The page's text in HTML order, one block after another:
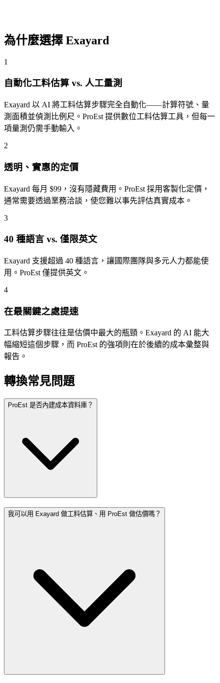
為什麼選擇 Exayard
1
自動化工料估算 vs. 人工量測
Exayard 以 AI 將工料估算步驟完全自動化——計算符號、量
測面積並偵測比例尺。ProEst 提供數位工料估算工具，但每一
項量測仍需手動輸入。
2
透明、實惠的定價
Exayard 每月 $99，沒有隱藏費用。ProEst 採用客製化定價，
通常需要透過業務洽談，使您難以事先評估真實成本。
3
40 種語言 vs. 僅限英文
Exayard 支援超過 40 種語言，讓國際團隊與多元人力都能使
用。ProEst 僅提供英文。
4
在最關鍵之處提速
工料估算步驟往往是估價中最大的瓶頸。Exayard 的 AI 能大
幅縮短這個步驟，而 ProEst 的強項則在於後續的成本彙整與
報告。
轉換常見問題
ProEst 是否內建成本資料庫？
我可以用 Exayard 做工料估算、用 ProEst 做估價嗎？